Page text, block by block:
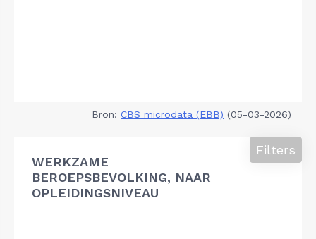
Bron: CBS microdata (EBB) (05-03-2026)
WERKZAME
BEROEPSBEVOLKING, NAAR
OPLEIDINGSNIVEAU
Filters